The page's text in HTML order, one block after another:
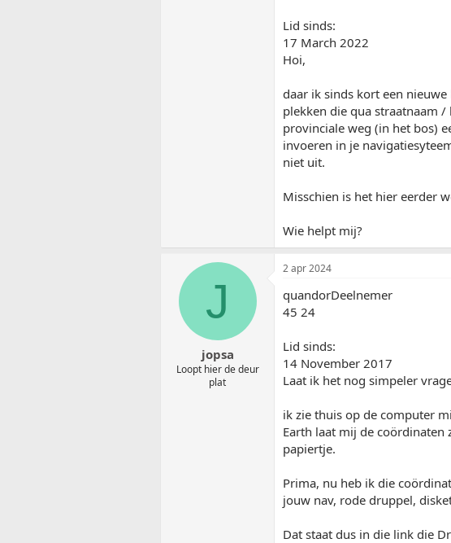
Lid sinds:
17 March 2022
Hoi,
daar ik sinds kort een
plekken die qua straatnaam
provinciale weg (in het bos)
invoeren in je
niet uit.
Misschien is het hier eerder
Wie helpt mij?
J
jopsa
Loopt hier de deur
plat
2 apr 2024
quandorDeelnemer
45 24
Lid sinds:
14 November 2017
Laat ik het nog simpeler
ik zie thuis op de computer
Earth laat mij de coördinaten
papiertje.
Prima, nu heb ik die
jouw nav, rode druppel,
Dat staat dus in die link die